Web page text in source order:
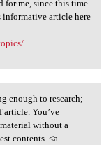
good
for me, since this time
informative article here
long
enough to research;
You’ve
without a
contents. <a